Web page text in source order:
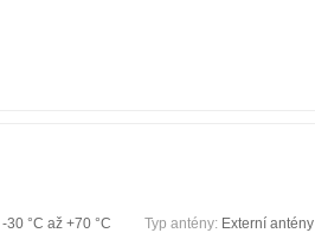
-30 °С až +70 °С Typ antény: Externí antény